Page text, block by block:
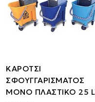
ΚΑΡΟΤΣΙ
ΣΦΟΥΓΓΑΡΙΣΜΑΤΟΣ
ΜΟΝΟ ΠΛΑΣΤΙΚΟ 25